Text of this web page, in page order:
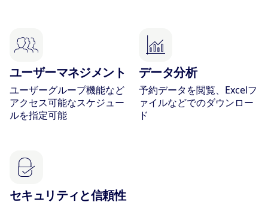
ユーザーマネジメント
ユーザーグループ機能など
アクセス可能なスケジュー
ルを指定可能
データ分析
予約データを閲覧、Excelフ
ァイルなどでのダウンロー
ド
セキュリティと信頼性